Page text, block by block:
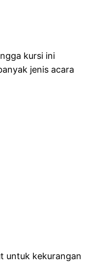
kursi ini
jenis acara
untuk kekurangan